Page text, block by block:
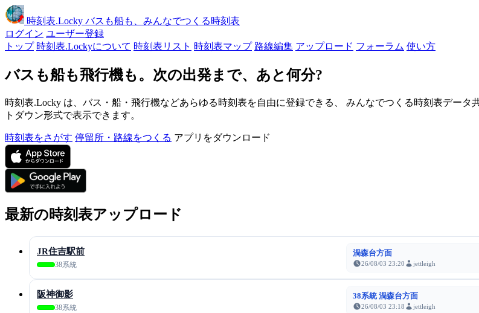
時刻表.Locky バスも船も、みんなでつくる時刻表
ログイン ユーザー登録
トップ 時刻表.Lockyについて 時刻表リスト 時刻表マップ 路線編集 アップロード フォーラム 使い方
バスも船も飛行機も。次の出発まで、あと何分?
時刻表.Locky は、バス・船・飛行機などあらゆる時刻表を自由に登録できる、 みんなでつくる時刻表デー
トダウン形式で表示できます。
時刻表をさがす 停留所・路線をつくる アプリをダウンロード
最新の時刻表アップロード
JR住吉駅前
38系統
渦森台方面
26/08/03 23:20 jettleigh
阪神御影
38系統
38系統 渦森台方面
26/08/03 23:18 jettleigh